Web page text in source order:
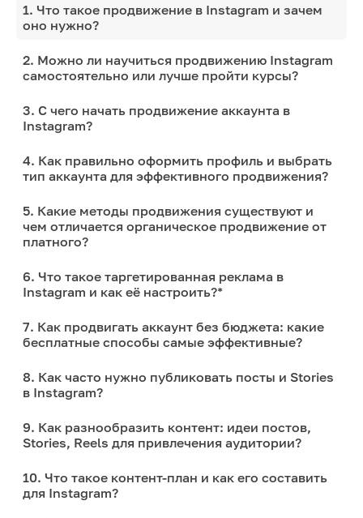
1. Что такое продвижение в Instagram и зачем
оно нужно?
2. Можно ли научиться продвижению Instagram
самостоятельно или лучше пройти курсы?
3. С чего начать продвижение аккаунта в
Instagram?
4. Как правильно оформить профиль и выбрать
тип аккаунта для эффективного продвижения?
5. Какие методы продвижения существуют и
чем отличается органическое продвижение от
платного?
6. Что такое таргетированная реклама в
Instagram и как её настроить?*
7. Как продвигать аккаунт без бюджета: какие
бесплатные способы самые эффективные?
8. Как часто нужно публиковать посты и Stories
в Instagram?
9. Как разнообразить контент: идеи постов,
Stories, Reels для привлечения аудитории?
10. Что такое контент-план и как его составить
для Instagram?